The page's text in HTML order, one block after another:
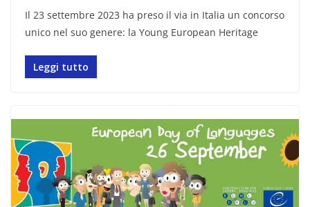
Il 23 settembre 2023 ha preso il via in Italia un concorso
unico nel suo genere: la Young European Heritage
Leggi tutto